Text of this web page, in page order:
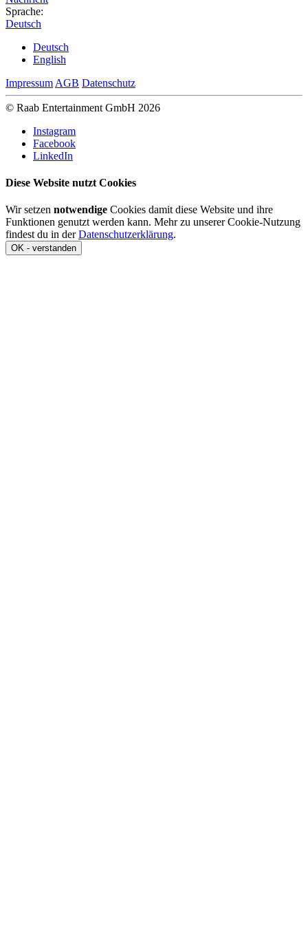
Sprache:
Deutsch
Deutsch
English
Impressum AGB Datenschutz
© Raab Entertainment GmbH 2026
Instagram
Facebook
LinkedIn
Diese Website nutzt Cookies
Wir setzen notwendige Cookies damit diese Website und ihre
Funktionen genutzt werden kann. Mehr zu unserer Cookie-Nutzung
findest du in derDatenschutzerklärung.
OK - verstanden